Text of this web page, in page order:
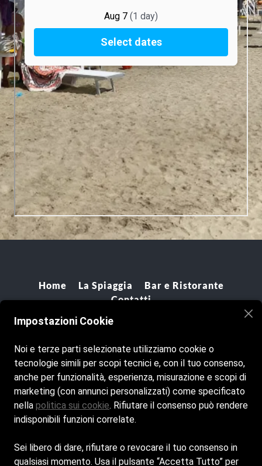
Home La Spiaggia
Bar e Ristorante
Contatti
Cookie Policy
Privacy Policy
Impostazioni Cookie
Noi e terze parti selezionate utilizziamo cookie o
tecnologie simili per scopi tecnici e, con il tuo consenso,
anche per funzionalità, esperienza, misurazione e scopi di
marketing (con annunci personalizzati) come specificato
nella politica sui cookie. Rifiutare il consenso può rendere
indisponibili funzioni correlate.
Sei libero di dare, rifiutare o revocare il tuo consenso in
qualsiasi momento. Usa il pulsante “Accetta Tutto” per